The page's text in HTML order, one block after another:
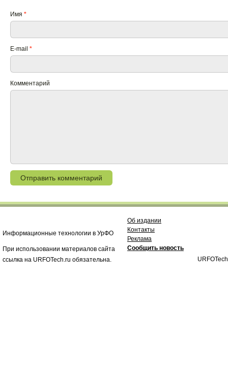
Имя *
E-mail *
Комментарий
Информационные технологии в УрФО
При использовании материалов сайта
ссылка на URFOTech.ru обязательна.
Об издании
Контакты
Реклама
Сообщить новость